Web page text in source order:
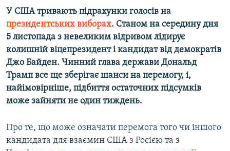
Усі сайти RFE/RL
У США тривають підрахунки голосів на
президентських виборах. Станом на середину дня
5 листопада з невеликим відривом лідирує
колишній віцепрезидент і кандидат від демократів
Джо Байден. Чинний глава держави Дональд
Трамп все ще зберігає шанси на перемогу, і,
найімовірніше, підбиття остаточних підсумків
може зайняти не один тиждень.
Про те, що може означати перемога того чи іншого
кандидата для взаємин США з Росією та з